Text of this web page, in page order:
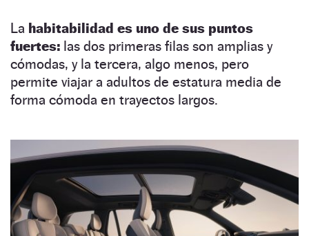
La habitabilidad es uno de sus puntos
fuertes: las dos primeras filas son amplias y
cómodas, y la tercera, algo menos, pero
permite viajar a adultos de estatura media de
forma cómoda en trayectos largos.